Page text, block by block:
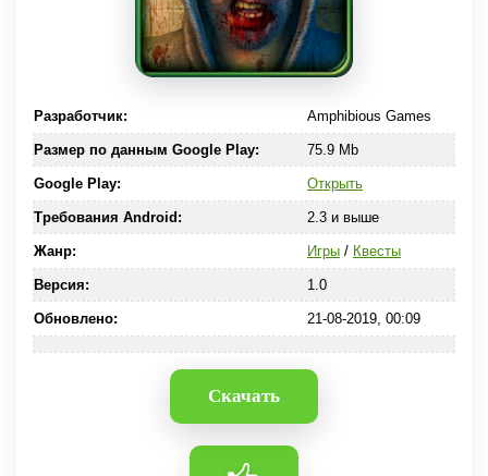
Разработчик: Amphibious Games
Размер по данным Google Play: 75.9 Mb
Google Play: Открыть
Требования Android: 2.3 и выше
Жанр: Игры/ Квесты
Версия: 1.0
Обновлено: 21-08-2019, 00:09
Скачать